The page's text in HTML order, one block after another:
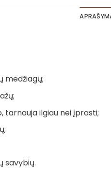
medžiagų;
tarnauja ilgiau nei įprasti;
savybių.